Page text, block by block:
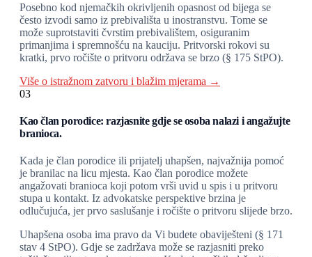
Posebno kod njemačkih okrivljenih opasnost od bijega se
često izvodi samo iz prebivališta u inostranstvu. Tome se
može suprotstaviti čvrstim prebivalištem, osiguranim
primanjima i spremnošću na kauciju. Pritvorski rokovi su
kratki, prvo ročište o pritvoru održava se brzo (§ 175 StPO).
Više o istražnom zatvoru i blažim mjerama →
03
Kao član porodice: razjasnite gdje se osoba nalazi i angažujte
branioca.
Kada je član porodice ili prijatelj uhapšen, najvažnija pomoć
je branilac na licu mjesta. Kao član porodice možete
angažovati branioca koji potom vrši uvid u spis i u pritvoru
stupa u kontakt. Iz advokatske perspektive brzina je
odlučujuća, jer prvo saslušanje i ročište o pritvoru slijede brzo.
Uhapšena osoba ima pravo da Vi budete obaviješteni (§ 171
stav 4 StPO). Gdje se zadržava može se razjasniti preko